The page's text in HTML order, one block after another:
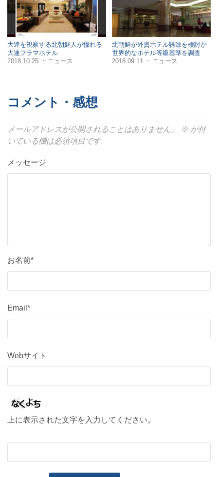
大連を視察する北朝鮮人が憧れる
大連フラマホテル
2018.10.25
・ ニュース
北朝鮮が外資ホテル誘致を検討か
世界的なホテル等級基準を調査
2018.09.11
・ ニュース
コメント・感想
メールアドレスが公開されることはありません。 ※ が付
いている欄は必須項目です
メッセージ
お名前*
Email*
Webサイト
上に表示された文字を入力してください。